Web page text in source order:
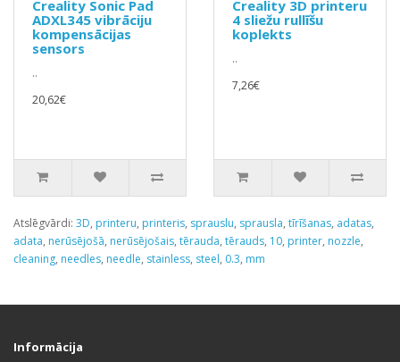
Creality Sonic Pad
ADXL345 vibrāciju
kompensācijas
sensors
..
20,62€
Creality 3D printeru
4 sliežu rullīšu
koplekts
..
7,26€
Atslēgvārdi: 3D, printeru, printeris, sprauslu, sprausla, tīrīšanas, adatas,
adata, nerūsējošā, nerūsējošais, tērauda, tērauds, 10, printer, nozzle,
cleaning, needles, needle, stainless, steel, 0.3, mm
Informācija